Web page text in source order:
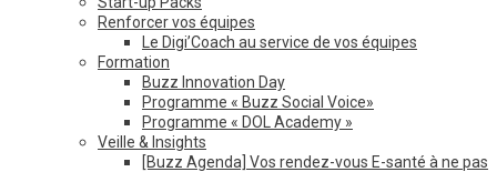
Renforcer vos équipes
Le Digi’Coach au service de vos équipes
Formation
Buzz Innovation Day
Programme « Buzz Social Voice»
Programme « DOL Academy »
Veille & Insights
[Buzz Agenda] Vos rendez-vous E-santé à ne pas